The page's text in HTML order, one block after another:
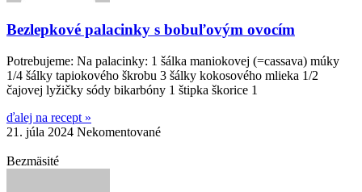
Bezlepkové palacinky s bobuľovým ovocím
Potrebujeme: Na palacinky: 1 šálka maniokovej (=cassava) múky
1/4 šálky tapiokového škrobu 3 šálky kokosového mlieka 1/2
čajovej lyžičky sódy bikarbóny 1 štipka škorice 1
ďalej na recept »
21. júla 2024 Nekomentované
Bezmäsité